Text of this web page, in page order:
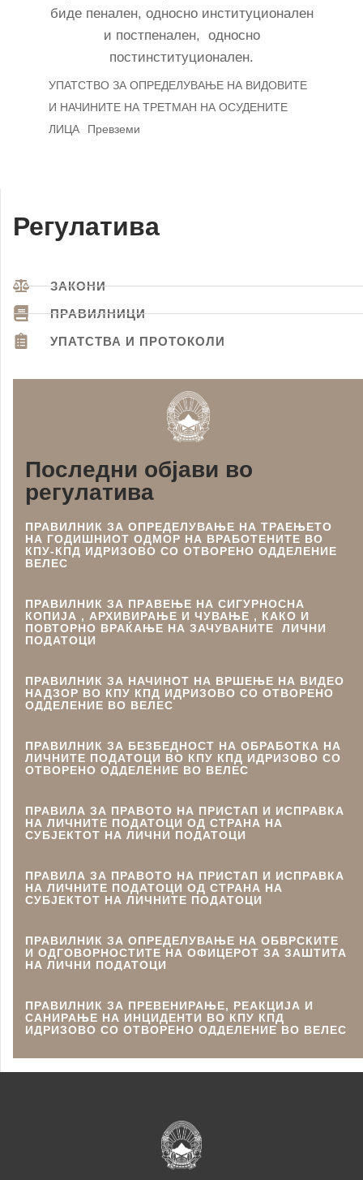
биде пенален, односно институционален
и постпенален, односно
постинституционален.
УПАТСТВО ЗА ОПРЕДЕЛУВАЊЕ НА ВИДОВИТЕ
И НАЧИНИТЕ НА ТРЕТМАН НА ОСУДЕНИТЕ
ЛИЦА
Превземи
Регулатива
ЗАКОНИ
ПРАВИЛНИЦИ
УПАТСТВА И ПРОТОКОЛИ
Последни објави во
регулатива
ПРАВИЛНИК ЗА ОПРЕДЕЛУВАЊЕ НА ТРАЕЊЕТО
НА ГОДИШНИОТ ОДМОР НА ВРАБОТЕНИТЕ ВО
КПУ-КПД ИДРИЗОВО СО ОТВОРЕНО ОДДЕЛЕНИЕ
ВЕЛЕС
ПРАВИЛНИК ЗА ПРAВЕЊЕ НА СИГУРНОСНА
КОПИЈА , АРХИВИРАЊЕ И ЧУВАЊЕ , КАКО И
ПОВТОРНО ВРАЌАЊЕ НА ЗАЧУВАНИТЕ ЛИЧНИ
ПОДАТОЦИ
ПРАВИЛНИК ЗА НАЧИНОТ НА ВРШЕЊЕ НА ВИДЕО
НАДЗОР ВО КПУ КПД ИДРИЗОВО СО ОТВОРЕНО
ОДДЕЛЕНИЕ ВО ВЕЛЕС
ПРАВИЛНИК ЗА БЕЗБЕДНОСТ НА ОБРАБОТКА НА
ЛИЧНИТЕ ПОДАТОЦИ ВО КПУ КПД ИДРИЗОВО СО
ОТВОРЕНО ОДДЕЛЕНИЕ ВО ВЕЛЕС
ПРАВИЛА ЗА ПРАВОТО НА ПРИСТАП И ИСПРАВКА
НА ЛИЧНИТЕ ПОДАТОЦИ ОД СТРАНА НА
СУБЈЕКТОТ НА ЛИЧНИ ПОДАТОЦИ
ПРАВИЛА ЗА ПРАВОТО НА ПРИСТАП И ИСПРАВКА
НА ЛИЧНИТЕ ПОДАТОЦИ ОД СТРАНА НА
СУБЈЕКТОТ НА ЛИЧНИТЕ ПОДАТОЦИ
ПРАВИЛНИК ЗА ОПРЕДЕЛУВАЊЕ НА ОБВРСКИТЕ
И ОДГОВОРНОСТИТЕ НА ОФИЦЕРОТ ЗА ЗАШТИТА
НА ЛИЧНИ ПОДАТОЦИ
ПРАВИЛНИК ЗА ПРЕВЕНИРАЊЕ, РЕАКЦИЈА И
САНИРАЊЕ НА ИНЦИДЕНТИ ВО КПУ КПД
ИДРИЗОВО СО ОТВОРЕНО ОДДЕЛЕНИЕ ВО ВЕЛЕС